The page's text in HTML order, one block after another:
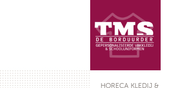
HORECA KLEDIJ &